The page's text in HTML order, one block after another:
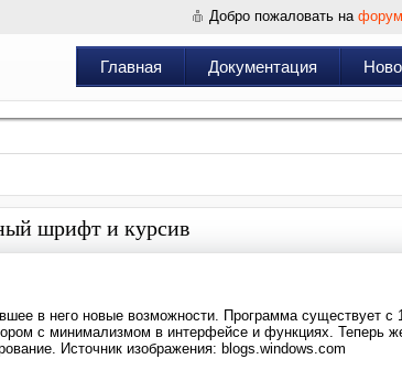
Добро пожаловать на форум
Главная Документация
шрифт и курсив
в него новые возможности. Программа существует с
с минимализмом в интерфейсе и функциях. Теперь
Источник изображения: blogs.windows.com